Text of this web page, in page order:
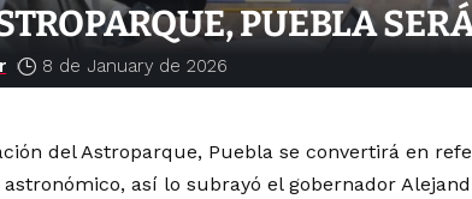
PUEBLA
8 de January de 2026
del Astroparque, Puebla se convertirá en
así lo subrayó el gobernador